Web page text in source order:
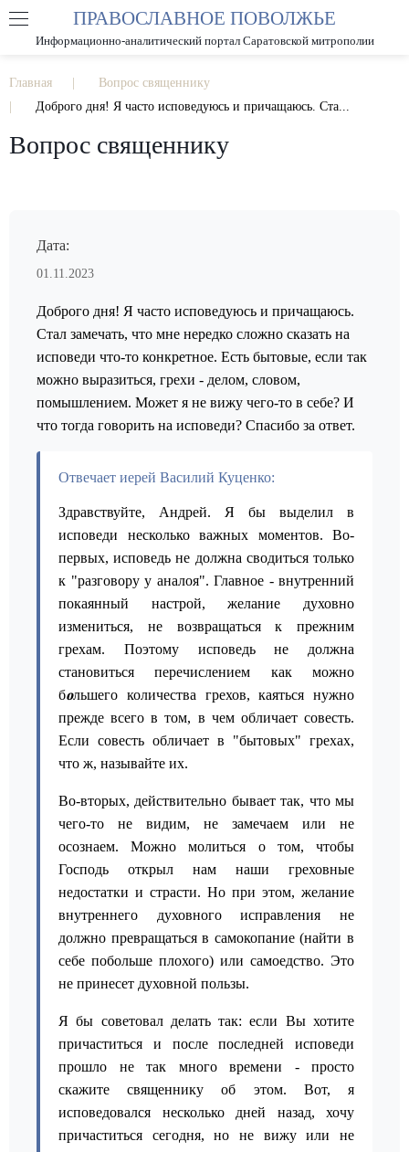
РАЗМЕР ШРИФТА А А
ПРАВОСЛАВНОЕ ПОВОЛЖЬЕ
Информационно-аналитический портал Саратовской митрополии
Главная
Вопрос священнику
Доброго дня! Я часто исповедуюсь и причащаюсь. Ста...
Вопрос священнику
Дата:
01.11.2023
Доброго дня! Я часто исповедуюсь и причащаюсь.
Стал замечать, что мне нередко сложно сказать на
исповеди что-то конкретное. Есть бытовые, если так
можно выразиться, грехи - делом, словом,
помышлением. Может я не вижу чего-то в себе? И
что тогда говорить на исповеди? Спасибо за ответ.
Отвечает иерей Василий Куценко:
Здравствуйте, Андрей. Я бы выделил в
исповеди несколько важных моментов. Во-
первых, исповедь не должна сводиться только
к "разговору у аналоя". Главное - внутренний
покаянный настрой, желание духовно
измениться, не возвращаться к прежним
грехам. Поэтому исповедь не должна
становиться перечислением как можно
большего количества грехов, каяться нужно
прежде всего в том, в чем обличает совесть.
Если совесть обличает в "бытовых" грехах,
что ж, называйте их.
Во-вторых, действительно бывает так, что мы
чего-то не видим, не замечаем или не
осознаем. Можно молиться о том, чтобы
Господь открыл нам наши греховные
недостатки и страсти. Но при этом, желание
внутреннего духовного исправления не
должно превращаться в самокопание (найти в
себе побольше плохого) или самоедство. Это
не принесет духовной пользы.
Я бы советовал делать так: если Вы хотите
причаститься и после последней исповеди
прошло не так много времени - просто
скажите священнику об этом. Вот, я
исповедовался несколько дней назад, хочу
причаститься сегодня, но не вижу или не